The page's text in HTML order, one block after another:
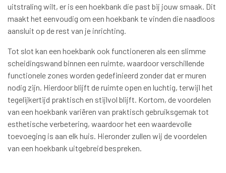
uitstraling wilt, er is een hoekbank die past bij jouw smaak. Dit
maakt het eenvoudig om een hoekbank te vinden die naadloos
aansluit op de rest van je inrichting.
Tot slot kan een hoekbank ook functioneren als een slimme
scheidingswand binnen een ruimte, waardoor verschillende
functionele zones worden gedefinieerd zonder dat er muren
nodig zijn. Hierdoor blijft de ruimte open en luchtig, terwijl het
tegelijkertijd praktisch en stijlvol blijft. Kortom, de voordelen
van een hoekbank variëren van praktisch gebruiksgemak tot
esthetische verbetering, waardoor het een waardevolle
toevoeging is aan elk huis. Hieronder zullen wij de voordelen
van een hoekbank uitgebreid bespreken.